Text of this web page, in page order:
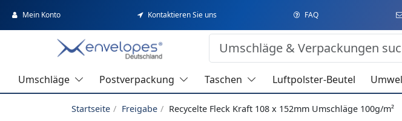
Mein Konto Kontaktieren Sie uns FAQ
Umschläge Postverpackung Taschen Luftpolster-Beutel
Startseite Freigabe Recycelte Fleck Kraft 108 x 152mm Umschläge 100g/m²